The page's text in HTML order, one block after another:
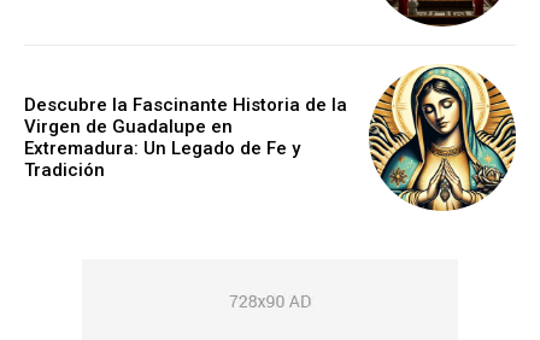
Descubre la Fascinante Historia de la
Virgen de Guadalupe en
Extremadura: Un Legado de Fe y
Tradición